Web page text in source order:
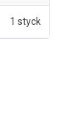
1 styck